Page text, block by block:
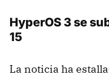
HyperOS 3 se
15
La noticia ha